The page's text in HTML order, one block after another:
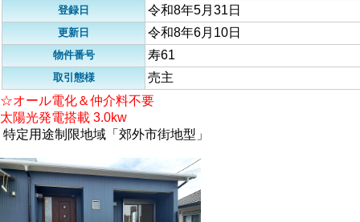
登録日 令和8年5月31日
更新日 令和8年6月10日
物件番号 寿61
取引態様
売主
☆オール電化＆仲介料不要
太陽光発電搭載 3.0kw
特定用途制限地域「郊外市街地型」